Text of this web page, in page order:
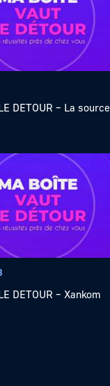
DETOUR – La source
DETOUR – Xankom